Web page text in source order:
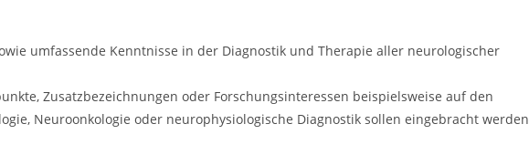
umfassende Kenntnisse in der Diagnostik und Therapie aller neurologischer
Zusatzbezeichnungen oder Forschungsinteressen beispielsweise auf den
Neuroonkologie oder neurophysiologische Diagnostik sollen eingebracht werden